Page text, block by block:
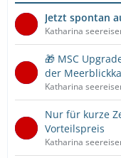
Jetzt spontan
Katharina
🎁 MSC
der
Katharina
Nur für kurze
Vorteilspreis
Katharina